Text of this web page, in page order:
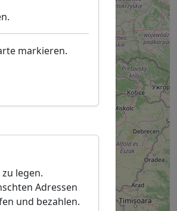
markieren.
legen.
Adressen
und bezahlen.